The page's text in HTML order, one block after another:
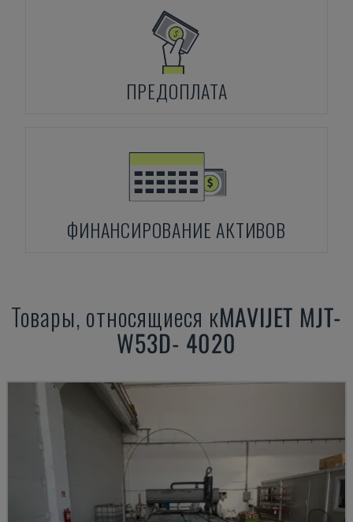
ПРЕДОПЛАТА
ФИНАНСИРОВАНИЕ АКТИВОВ
Товары, относящиеся кMAVIJET MJT-
W53D- 4020